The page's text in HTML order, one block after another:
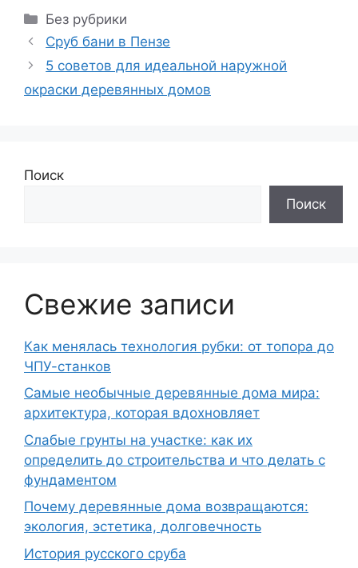
Рубрики
Без рубрики
Сруб бани в Пензе
5 советов для идеальной наружной
окраски деревянных домов
Поиск
Поиск
Свежие записи
Как менялась технология рубки: от топора до
ЧПУ-станков
Самые необычные деревянные дома мира:
архитектура, которая вдохновляет
Слабые грунты на участке: как их
определить до строительства и что делать с
фундаментом
Почему деревянные дома возвращаются:
экология, эстетика, долговечность
История русского сруба